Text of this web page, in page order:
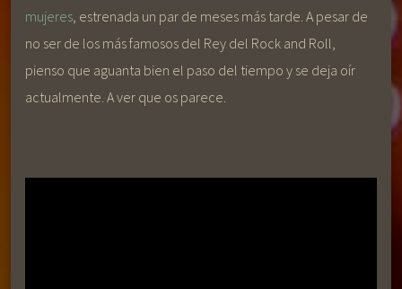
mujeres, estrenada un par de meses más tarde. A pesar de
no ser de los más famosos del Rey del Rock and Roll,
pienso que aguanta bien el paso del tiempo y se deja oír
actualmente. A ver que os parece.